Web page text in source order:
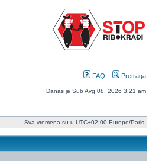
FAQ Pretraga
Danas je Sub Avg 08, 2026 3:21 am
Sva vremena su u UTC+02:00 Europe/Paris